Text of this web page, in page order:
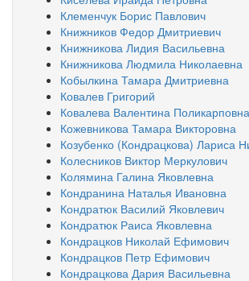
Клеменчук Борис Павлович
Книжников Федор Дмитриевич
Книжникова Лидия Васильевна
Книжникова Людмила Николаевна
Кобылкина Тамара Дмитриевна
Ковалев Григорий
Ковалева Валентина Поликарповна
Кожевникова Тамара Викторовна
Козубенко (Кондрацкова) Лариса
Колесников Виктор Меркулович
Колямина Галина Яковлевна
Кондранина Наталья Ивановна
Кондратюк Василий Яковлевич
Кондратюк Раиса Яковлевна
Кондрацков Николай Ефимович
Кондрацков Петр Ефимович
Кондрацкова Дария Васильевна